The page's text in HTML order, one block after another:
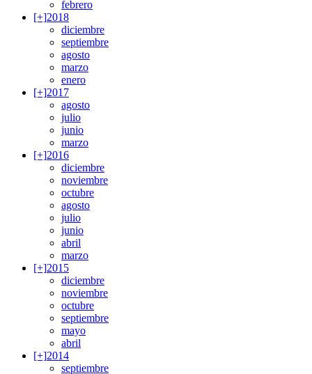
febrero
[+]2018
diciembre
septiembre
agosto
marzo
enero
[+]2017
agosto
julio
junio
marzo
[+]2016
diciembre
noviembre
octubre
agosto
julio
junio
abril
marzo
[+]2015
diciembre
noviembre
octubre
septiembre
mayo
abril
[+]2014
septiembre